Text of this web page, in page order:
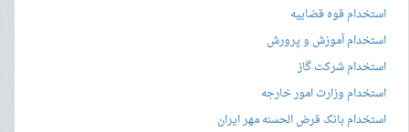
استخدام قوه قضاییه
استخدام آموزش و پرورش
استخدام شرکت گاز
استخدام وزارت امور خارجه
استخدام بانک قرض الحسنه مهر ایران